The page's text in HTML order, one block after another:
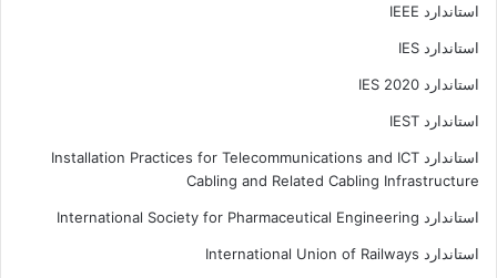
استاندارد IEEE
استاندارد IES
استاندارد IES 2020
استاندارد IEST
استاندارد Installation Practices for Telecommunications and ICT
Cabling and Related Cabling Infrastructure
استاندارد International Society for Pharmaceutical Engineering
استاندارد International Union of Railways